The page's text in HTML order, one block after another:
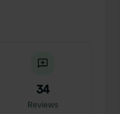
34
Reviews